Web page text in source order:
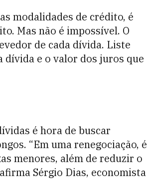
modalidades de crédito, é
Mas não é impossível. O
de cada dívida. Liste
dívida e o valor dos juros que
é hora de buscar
“Em uma renegociação, é
menores, além de reduzir o
Sérgio Dias, economista